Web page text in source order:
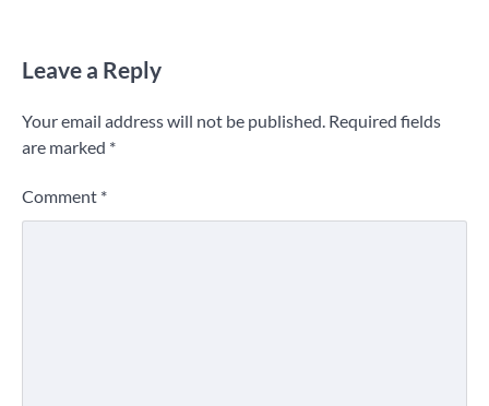
Leave a Reply
Your email address will not be published. Required fields
are marked *
Comment *